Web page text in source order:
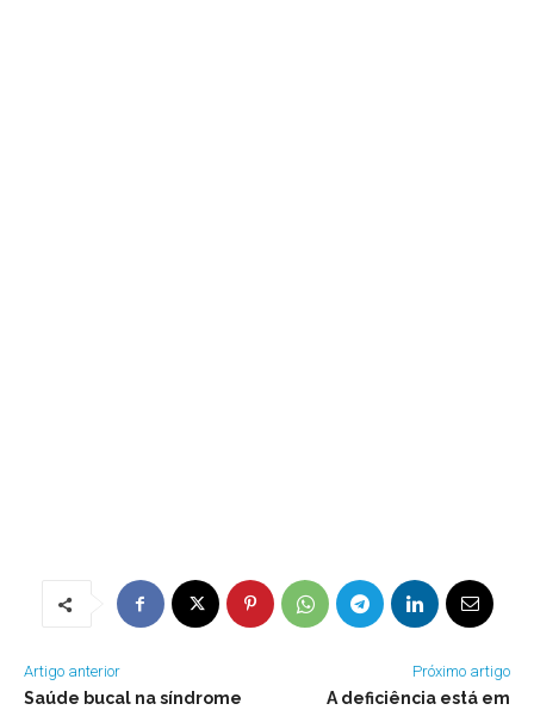
Artigo anterior
Saúde bucal na síndrome
Próximo artigo
A deficiência está em